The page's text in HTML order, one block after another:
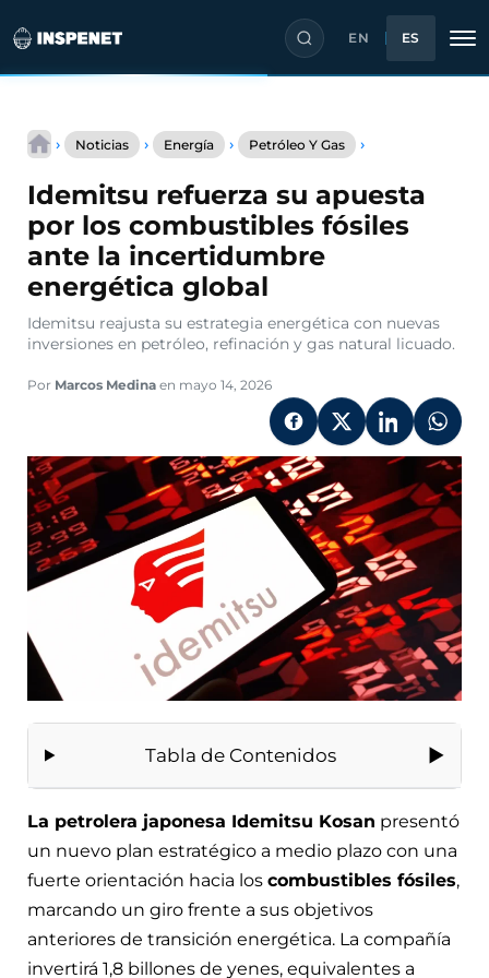
contenido
EN ES
› Noticias › Energía › Petróleo Y Gas ›
apuesta
por
los
la
incertidumbre
energética
Idemitsu refuerza su apuesta
por los combustibles fósiles
ante la incertidumbre
energética global
Idemitsu reajusta su estrategia energética con nuevas
inversiones en petróleo, refinación y gas natural licuado.
Por Marcos Medina en mayo 14, 2026
Tabla de Contenidos
La petrolera japonesa Idemitsu Kosan presentó
un nuevo plan estratégico a medio plazo con una
fuerte orientación hacia los combustibles fósiles,
marcando un giro frente a sus objetivos
anteriores de transición energética. La compañía
invertirá 1,8 billones de yenes, equivalentes a